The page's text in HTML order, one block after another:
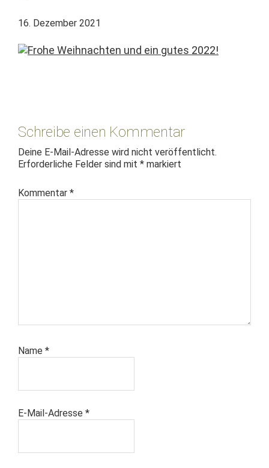
16. Dezember 2021
Interaktionen
Schreibe einen Kommentar
Deine E-Mail-Adresse wird nicht veröffentlicht.
Erforderliche Felder sind mit * markiert
Kommentar *
Name *
E-Mail-Adresse *